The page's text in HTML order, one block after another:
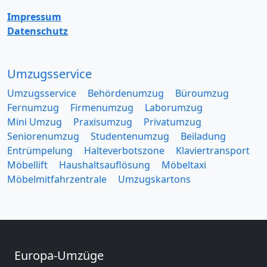
Impressum
Datenschutz
Umzugsservice
Umzugsservice Behördenumzug
Büroumzug
Fernumzug
Firmenumzug
Laborumzug
Mini Umzug
Praxisumzug
Privatumzug
Seniorenumzug
Studentenumzug
Beiladung
Entrümpelung
Halteverbotszone
Klaviertransport
Möbellift
Haushaltsauflösung
Möbeltaxi
Möbelmitfahrzentrale
Umzugskartons
Europa-Umzüge